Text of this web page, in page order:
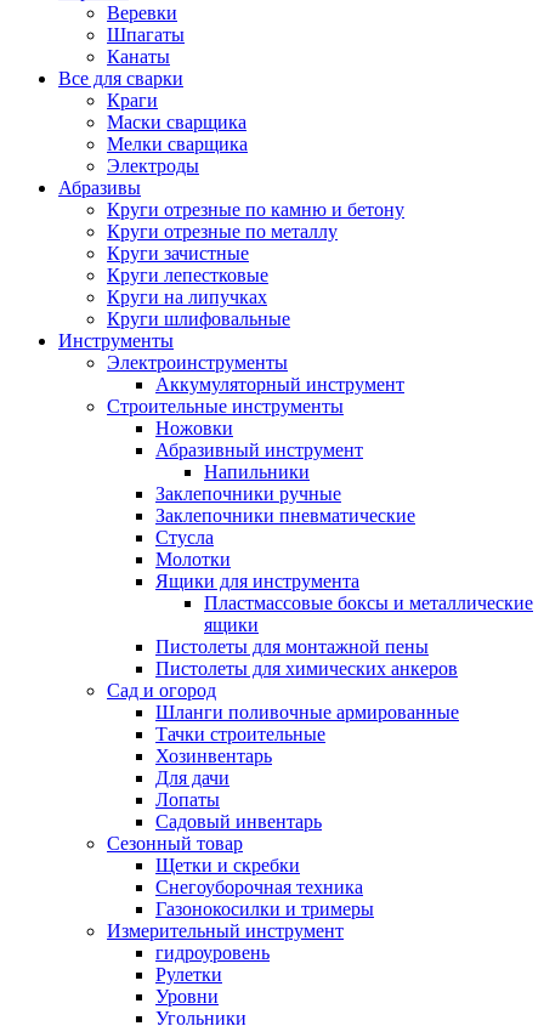
Веревки
Шпагаты
Канаты
Все для сварки
Краги
Маски сварщика
Мелки сварщика
Электроды
Абразивы
Круги отрезные по камню и бетону
Круги отрезные по металлу
Круги зачистные
Круги лепестковые
Круги на липучках
Круги шлифовальные
Инструменты
Электроинструменты
Аккумуляторный инструмент
Строительные инструменты
Ножовки
Абразивный инструмент
Напильники
Заклепочники ручные
Заклепочники пневматические
Стусла
Молотки
Ящики для инструмента
Пластмассовые боксы и металлические
ящики
Пистолеты для монтажной пены
Пистолеты для химических анкеров
Сад и огород
Шланги поливочные армированные
Тачки строительные
Хозинвентарь
Для дачи
Лопаты
Садовый инвентарь
Сезонный товар
Щетки и скребки
Снегоуборочная техника
Газонокосилки и тримеры
Измерительный инструмент
гидроуровень
Рулетки
Уровни
Угольники